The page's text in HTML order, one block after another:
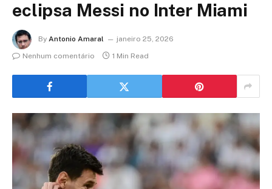
eclipsa Messi no Inter Miami
By Antonio Amaral
janeiro 25, 2026
Nenhum comentário
1 Min Read